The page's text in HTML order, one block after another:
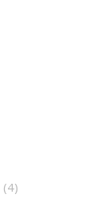
(4)